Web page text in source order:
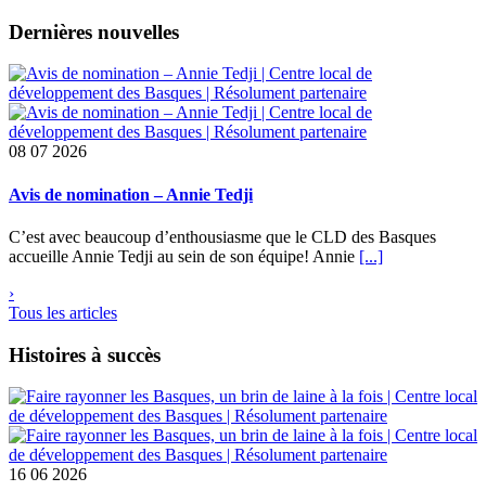
Dernières nouvelles
08 07 2026
Avis de nomination – Annie Tedji
C’est avec beaucoup d’enthousiasme que le CLD des Basques
accueille Annie Tedji au sein de son équipe! Annie [...]
›
Tous les articles
Histoires à succès
16 06 2026